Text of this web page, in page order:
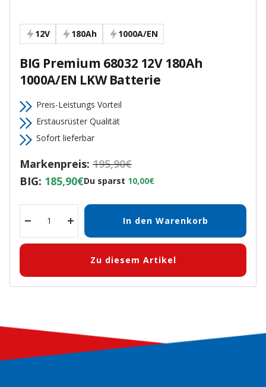
12V 180Ah 1000A/EN
BIG Premium 68032 12V 180Ah
1000A/EN LKW Batterie
Preis-Leistungs Vorteil
Erstausrüster Qualität
Sofort lieferbar
Markenpreis: 195,90€
BIG: 185,90€Du sparst 10,00€
Menge
verringern
Menge
erhöhen
In den Warenkorb
Zu diesem Artikel